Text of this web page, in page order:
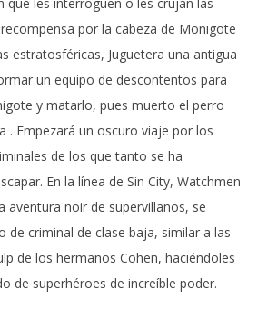
por la cabeza de Monigote
estratosféricas, Juguetera una antigua
un equipo de descontentos para
y matarlo, pues muerto el perro
. Empezará un oscuro viaje por los
de los que tanto se ha
En la línea de Sin City, Watchmen
aventura noir de supervillanos, se
de criminal de clase baja, similar a las
de los hermanos Cohen, haciéndoles
de superhéroes de increíble poder.